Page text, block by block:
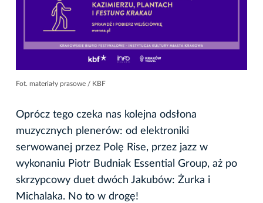
Fot. materiały prasowe / KBF
Oprócz tego czeka nas kolejna odsłona
muzycznych plenerów: od elektroniki
serwowanej przez Polę Rise, przez jazz w
wykonaniu Piotr Budniak Essential Group, aż po
skrzypcowy duet dwóch Jakubów: Żurka i
Michalaka. No to w drogę!